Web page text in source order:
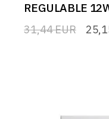
REGULABLE
31,44EUR
El
El